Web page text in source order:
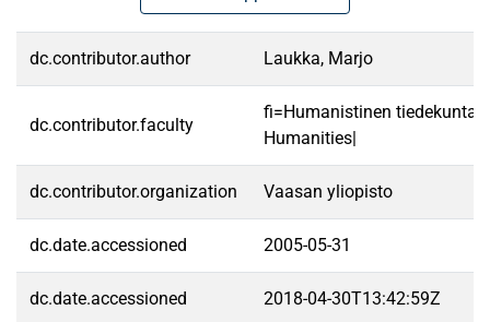
dc.contributor.author Laukka, Marjo
dc.contributor.faculty
fi=Humanistinen
Humanities|
dc.contributor.organization Vaasan yliopisto
dc.date.accessioned 2005-05-31
dc.date.accessioned 2018-04-30T13:42:59Z